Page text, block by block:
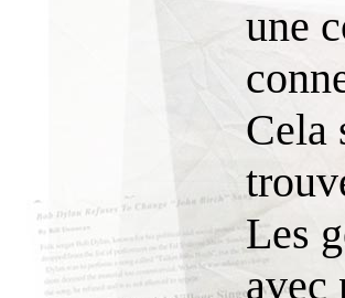
une
Cela
Les
avec